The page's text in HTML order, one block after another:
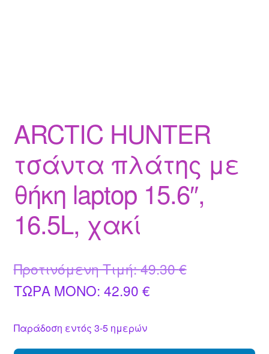
ARCTIC HUNTER
τσάντα πλάτης με
θήκη laptop 15.6″,
16.5L, χακί
Προτινόμενη Τιμή:49.30€Original
ΤΩΡΑ MONO: 42.90 €Η
Παράδοση εντός 3-5 ημερών